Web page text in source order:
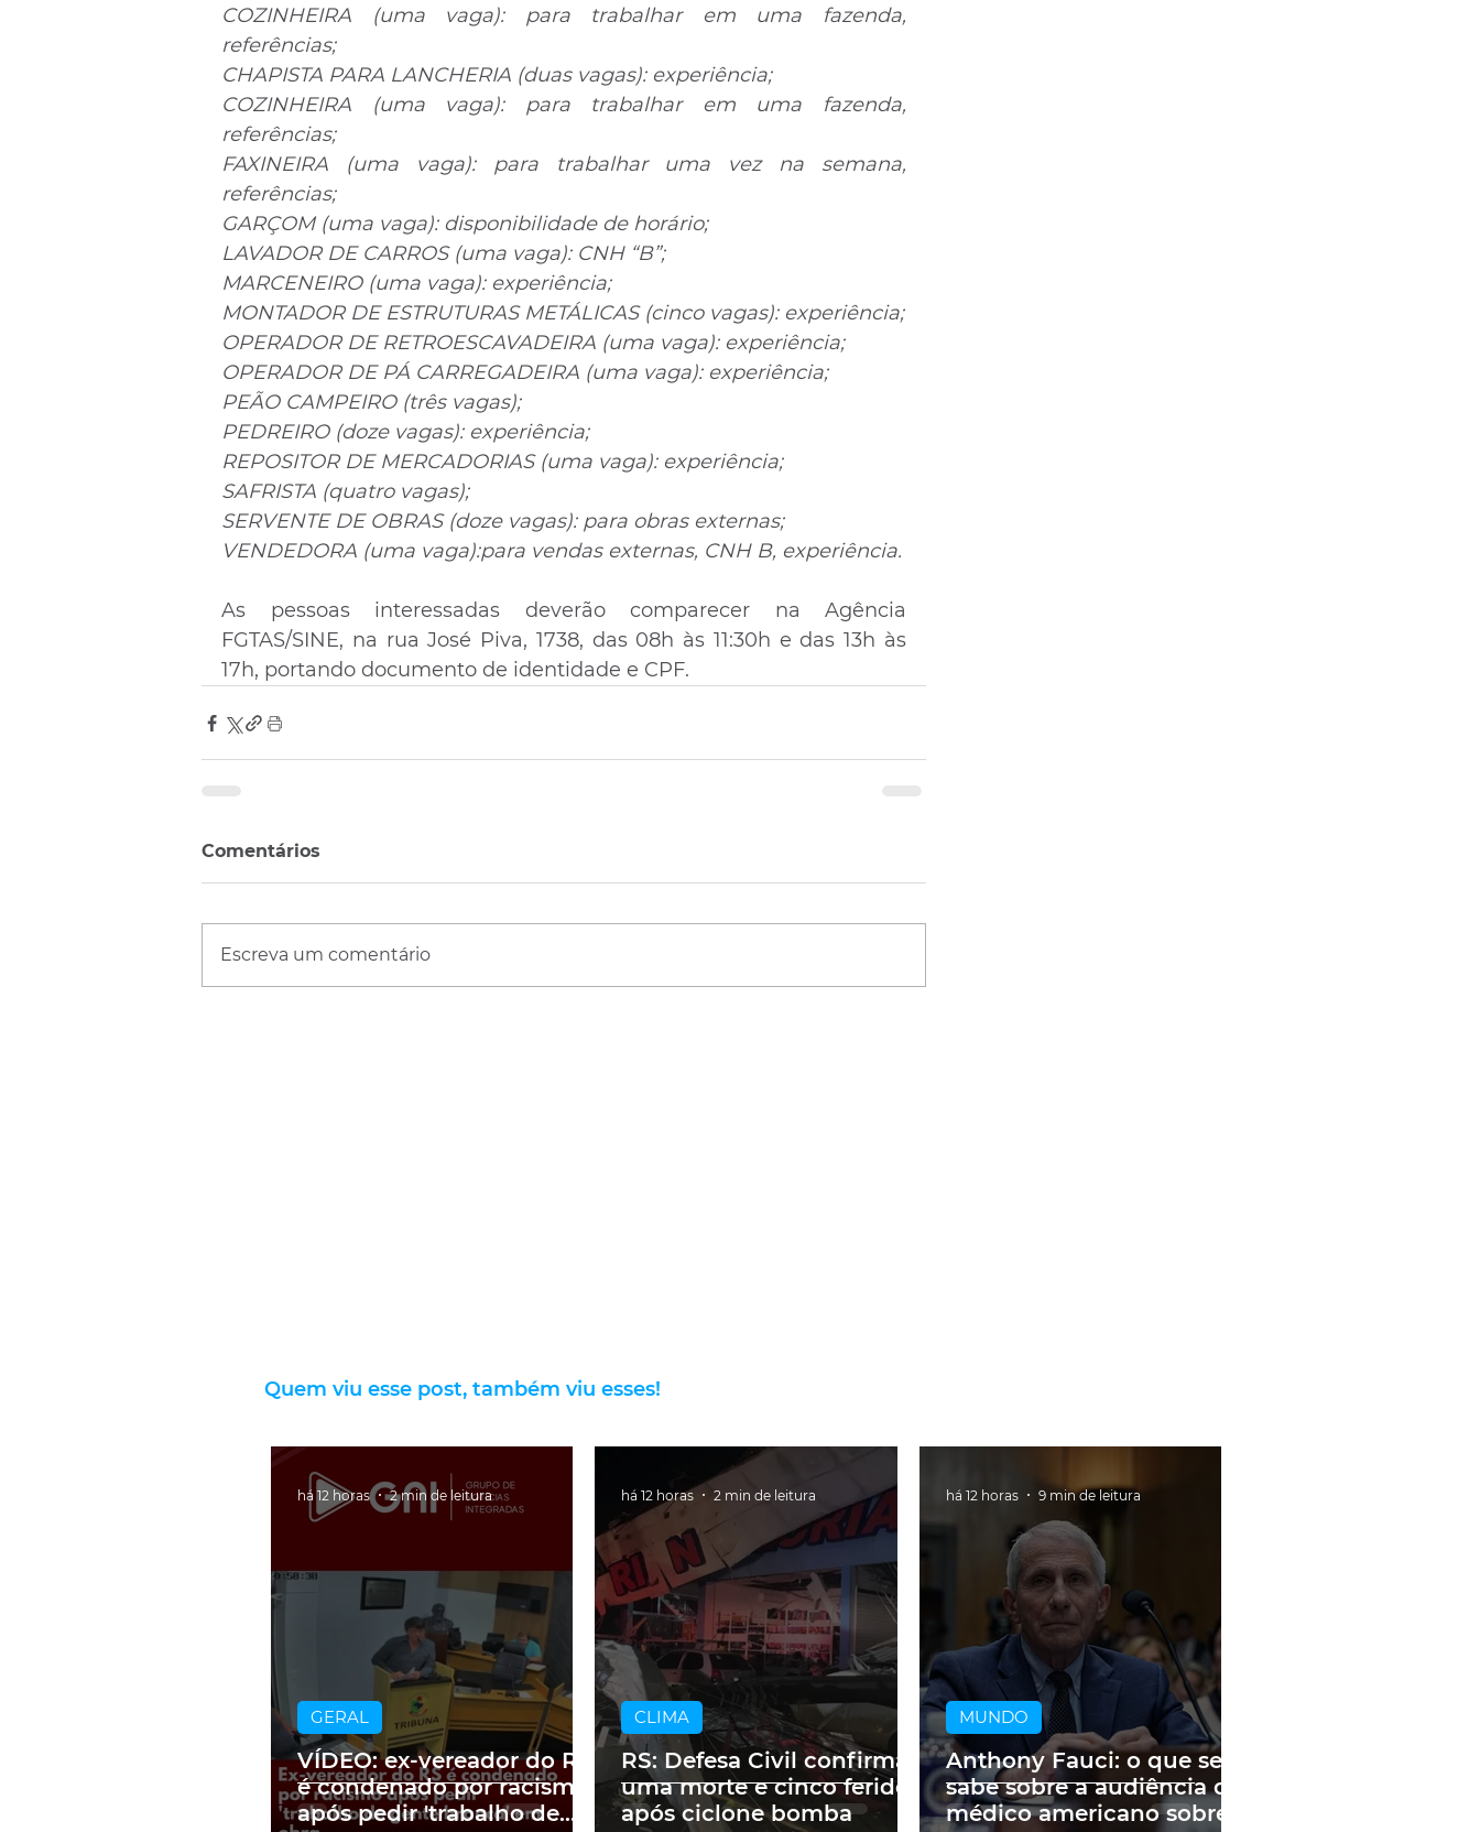
COZINHEIRA (uma vaga): para trabalhar em uma fazenda,
referências;
CHAPISTA PARA LANCHERIA (duas vagas): experiência;
COZINHEIRA (uma vaga): para trabalhar em uma fazenda,
referências;
FAXINEIRA (uma vaga): para trabalhar uma vez na semana,
referências;
GARÇOM (uma vaga): disponibilidade de horário;
LAVADOR DE CARROS (uma vaga): CNH “B”;
MARCENEIRO (uma vaga): experiência;
MONTADOR DE ESTRUTURAS METÁLICAS (cinco vagas): experiência;
OPERADOR DE RETROESCAVADEIRA (uma vaga): experiência;
OPERADOR DE PÁ CARREGADEIRA (uma vaga): experiência;
PEÃO CAMPEIRO (três vagas);
PEDREIRO (doze vagas): experiência;
REPOSITOR DE MERCADORIAS (uma vaga): experiência;
SAFRISTA (quatro vagas);
SERVENTE DE OBRAS (doze vagas): para obras externas;
VENDEDORA (uma vaga):para vendas externas, CNH B, experiência.
As pessoas interessadas deverão comparecer na Agência
FGTAS/SINE, na rua José Piva, 1738, das 08h às 11:30h e das 13h às
17h, portando documento de identidade e CPF.
Comentários
Escreva um comentário
Quem viu esse post, também viu esses!
VÍDEO: ex-vereador do RS
é condenado por racismo
após pedir 'trabalho de
GERAL
há 12 horas 2 min de leitura
RS: Defesa Civil confirma
uma morte e cinco feridos
após ciclone bomba
CLIMA
há 12 horas 2 min de leitura
Anthony Fauci: o que se
sabe sobre a audiência do
médico americano sobre
MUNDO
há 12 horas 9 min de leitura